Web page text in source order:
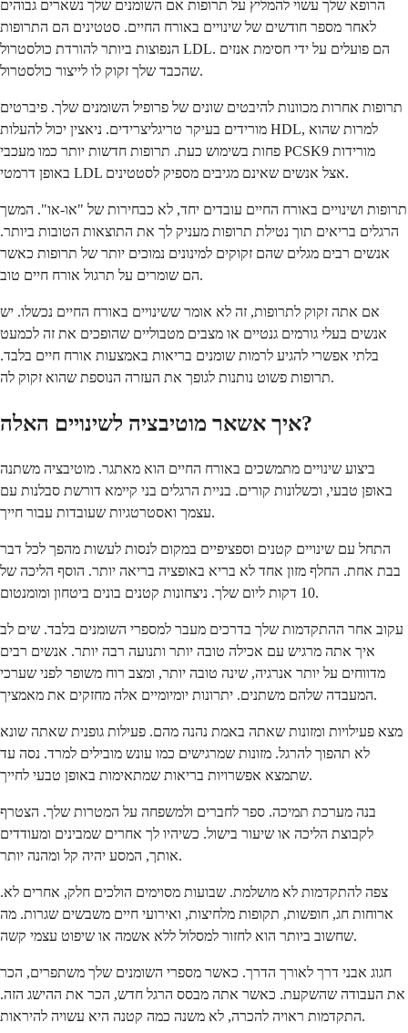
הרופא שלך עשוי להמליץ ​​על תרופות אם השומנים שלך נשארים גבוהים
לאחר מספר חודשים של שינויים באורח החיים. סטטינים הם התרופות
הנפוצות ביותר להורדת כולסטרול LDL. הם פועלים על ידי חסימת אנזים
שהכבד שלך זקוק לו לייצור כולסטרול.
תרופות אחרות מכוונות להיבטים שונים של פרופיל השומנים שלך. פיברטים
מורידים בעיקר טריגליצרידים. ניאצין יכול להעלות HDL, למרות שהוא
פחות בשימוש כעת. תרופות חדשות יותר כמו מעכבי PCSK9 מורידות
באופן דרמטי LDL אצל אנשים שאינם מגיבים מספיק לסטטינים.
תרופות ושינויים באורח החיים עובדים יחד, לא כבחירות של "או-או". המשך
הרגלים בריאים תוך נטילת תרופות מעניק לך את התוצאות הטובות ביותר.
אנשים רבים מגלים שהם זקוקים למינונים נמוכים יותר של תרופות כאשר
הם שומרים על תרגול אורח חיים טוב.
אם אתה זקוק לתרופות, זה לא אומר ששינויים באורח החיים נכשלו. יש
אנשים בעלי גורמים גנטיים או מצבים מטבוליים שהופכים את זה לכמעט
בלתי אפשרי להגיע לרמות שומנים בריאות באמצעות אורח חיים בלבד.
תרופות פשוט נותנות לגופך את העזרה הנוספת שהוא זקוק לה.
איך אשאר מוטיבציה לשינויים האלה?
ביצוע שינויים מתמשכים באורח החיים הוא מאתגר. מוטיבציה משתנה
באופן טבעי, וכשלונות קורים. בניית הרגלים בני קיימא דורשת סבלנות עם
עצמך ואסטרטגיות שעובדות עבור חייך.
התחל עם שינויים קטנים וספציפיים במקום לנסות לעשות מהפך לכל דבר
בבת אחת. החלף מזון אחד לא בריא באופציה בריאה יותר. הוסף הליכה של
10 דקות ליום שלך. ניצחונות קטנים בונים ביטחון ומומנטום.
עקוב אחר ההתקדמות שלך בדרכים מעבר למספרי השומנים בלבד. שים לב
איך אתה מרגיש עם אכילה טובה יותר ותנועה רבה יותר. אנשים רבים
מדווחים על יותר אנרגיה, שינה טובה יותר, ומצב רוח משופר לפני שערכי
המעבדה שלהם משתנים. יתרונות יומיומיים אלה מחזקים את מאמציך.
מצא פעילויות ומזונות שאתה באמת נהנה מהם. פעילות גופנית שאתה שונא
לא תהפוך להרגל. מזונות שמרגישים כמו עונש מובילים למרד. נסה עד
שתמצא אפשרויות בריאות שמתאימות באופן טבעי לחייך.
בנה מערכת תמיכה. ספר לחברים ולמשפחה על המטרות שלך. הצטרף
לקבוצת הליכה או שיעור בישול. כשיהיו לך אחרים שמבינים ומעודדים
אותך, המסע יהיה קל ומהנה יותר.
צפה להתקדמות לא מושלמת. שבועות מסוימים הולכים חלק, אחרים לא.
ארוחות חג, חופשות, תקופות מלחיצות, ואירועי חיים משבשים שגרות. מה
שחשוב ביותר הוא לחזור למסלול ללא אשמה או שיפוט עצמי קשה.
חגוג אבני דרך לאורך הדרך. כאשר מספרי השומנים שלך משתפרים, הכר
את העבודה שהשקעת. כאשר אתה מבסס הרגל חדש, הכר את ההישג הזה.
התקדמות ראויה להכרה, לא משנה כמה קטנה היא עשויה להיראות.